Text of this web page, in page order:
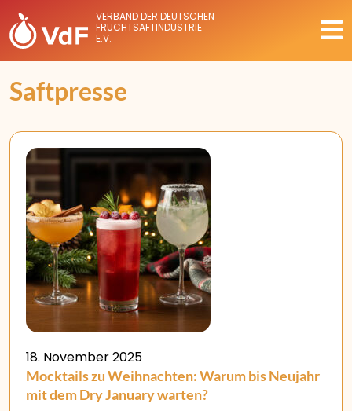
VERBAND DER DEUTSCHEN
FRUCHTSAFTINDUSTRIE
E.V.
Saftpresse
18. November 2025
Mocktails zu Weihnachten: Warum bis Neujahr
mit dem Dry January warten?